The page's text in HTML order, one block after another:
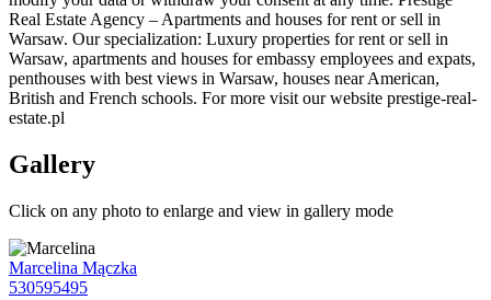
Real Estate Agency – Apartments and houses for rent or sell in
Warsaw. Our specialization: Luxury properties for rent or sell in
Warsaw, apartments and houses for embassy employees and expats,
penthouses with best views in Warsaw, houses near American,
British and French schools. For more visit our website prestige-real-
estate.pl
Gallery
Click on any photo to enlarge and view in gallery mode
Marcelina Mączka
530595495